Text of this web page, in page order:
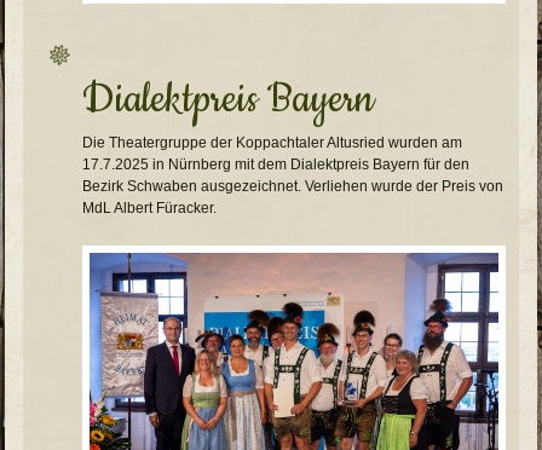
Dialektpreis Bayern
Die Theatergruppe der Koppachtaler Altusried wurden am
17.7.2025 in Nürnberg mit dem Dialektpreis Bayern für den
Bezirk Schwaben ausgezeichnet. Verliehen wurde der Preis von
MdL Albert Füracker.